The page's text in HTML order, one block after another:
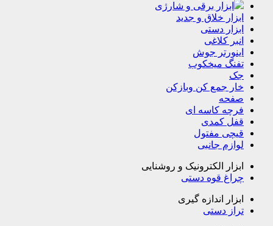
ابزار برقی و شارژی
ابزار خلاق و جدید
ابزار دستی
انبر کلاغی
اینورتر جوش
تفنگ میخکوب
جک
خار جمع کن وبازکن
صفحه
فرچه کاسه ای
قفل کمدی
قیچی مفتول
لوازم جانبی
ابزار الکترونیک و روشنایی
چراغ قوه دستی
ابزار اندازه گیری
تراز دستی